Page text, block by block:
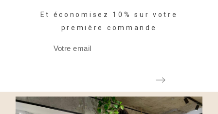
Et économisez 10% sur votre
première commande